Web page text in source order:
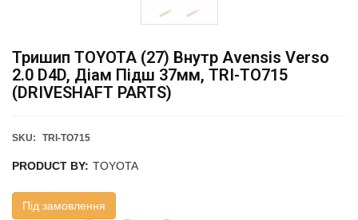
Тришип TOYOTA (27) Внутр Avensis Verso
2.0 D4D, Діам Підш 37мм, TRI-TO715
(DRIVESHAFT PARTS)
SKU: TRI-TO715
PRODUCT BY: TOYOTA
Під замовлення